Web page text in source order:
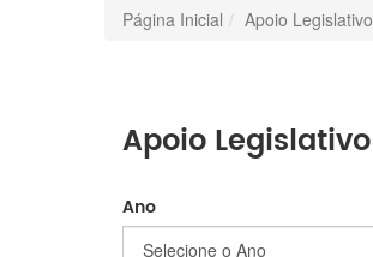
Página Inicial Apoio Legislativo
Apoio Legislativo
Ano